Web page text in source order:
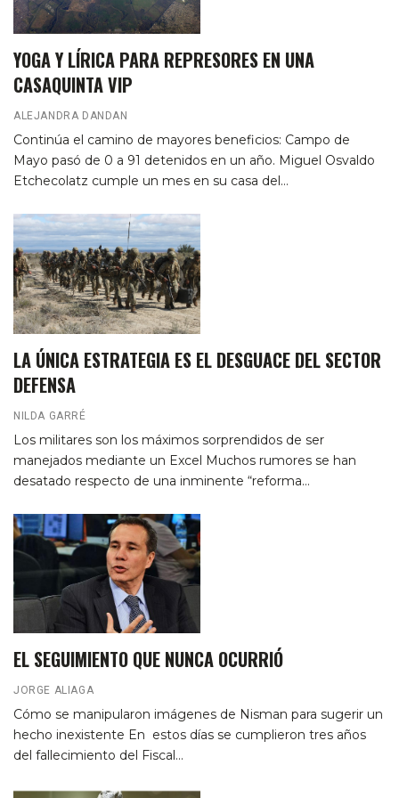
YOGA Y LÍRICA PARA REPRESORES EN UNA
CASAQUINTA VIP
ALEJANDRA DANDAN
Continúa el camino de mayores beneficios: Campo de
Mayo pasó de 0 a 91 detenidos en un año. Miguel Osvaldo
Etchecolatz cumple un mes en su casa del …
LA ÚNICA ESTRATEGIA ES EL DESGUACE DEL SECTOR
DEFENSA
NILDA GARRÉ
Los militares son los máximos sorprendidos de ser
manejados mediante un Excel Muchos rumores se han
desatado respecto de una inminente “reforma…
EL SEGUIMIENTO QUE NUNCA OCURRIÓ
JORGE ALIAGA
Cómo se manipularon imágenes de Nisman para sugerir un
hecho inexistente En estos días se cumplieron tres años
del fallecimiento del Fiscal…